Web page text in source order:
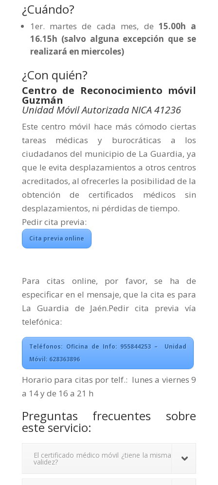
¿Cuándo?
1er. martes de cada mes, de 15.00h a
16.15h (salvo alguna excepción que se
realizará en miercoles)
¿Con quién?
Centro de Reconocimiento móvil
Guzmán
Unidad Móvil Autorizada NICA 41236
Este centro móvil hace más cómodo ciertas
tareas médicas y burocráticas a los
ciudadanos del municipio de La Guardia, ya
que le evita desplazamientos a otros centros
acreditados, al ofrecerles la posibilidad de la
obtención de certificados médicos sin
desplazamientos, ni pérdidas de tiempo.
Pedir cita previa:
Cita previa online
Para citas online, por favor, se ha de
especificar en el mensaje, que la cita es para
La Guardia de Jaén.Pedir cita previa vía
telefónica:
Teléfonos: Oficina de Info: 955844253 – Unidad
Móvil: 628363896
Horario para citas por telf.: lunes a viernes 9
a 14 y de 16 a 21 h
Preguntas frecuentes sobre
este servicio:
El certificado médico móvil ¿tiene la misma
validez?